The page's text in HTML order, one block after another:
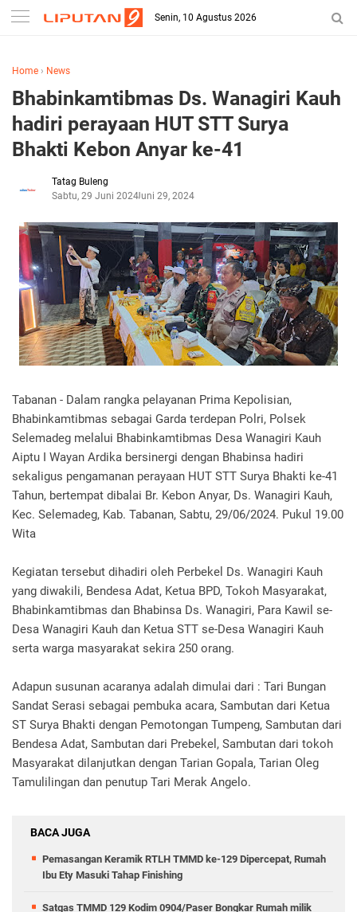
Senin, 10 Agustus 2026
Home › News
Bhabinkamtibmas Ds. Wanagiri Kauh
hadiri perayaan HUT STT Surya
Bhakti Kebon Anyar ke-41
Tatag Buleng
Sabtu, 29 Juni 2024Juni 29, 2024
Tabanan - Dalam rangka pelayanan Prima Kepolisian,
Bhabinkamtibmas sebagai Garda terdepan Polri, Polsek
Selemadeg melalui Bhabinkamtibmas Desa Wanagiri Kauh
Aiptu I Wayan Ardika bersinergi dengan Bhabinsa hadiri
sekaligus pengamanan perayaan HUT STT Surya Bhakti ke-41
Tahun, bertempat dibalai Br. Kebon Anyar, Ds. Wanagiri Kauh,
Kec. Selemadeg, Kab. Tabanan, Sabtu, 29/06/2024. Pukul 19.00
Wita
Kegiatan tersebut dihadiri oleh Perbekel Ds. Wanagiri Kauh
yang diwakili, Bendesa Adat, Ketua BPD, Tokoh Masyarakat,
Bhabinkamtibmas dan Bhabinsa Ds. Wanagiri, Para Kawil se-
Desa Wanagiri Kauh dan Ketua STT se-Desa Wanagiri Kauh
serta warga masyarakat sekira 250 orang.
Adapun susunan acaranya adalah dimulai dari : Tari Bungan
Sandat Serasi sebagai pembuka acara, Sambutan dari Ketua
ST Surya Bhakti dengan Pemotongan Tumpeng, Sambutan dari
Bendesa Adat, Sambutan dari Prebekel, Sambutan dari tokoh
Masyarakat dilanjutkan dengan Tarian Gopala, Tarian Oleg
Tamulilingan dan penutup Tari Merak Angelo.
BACA JUGA
Pemasangan Keramik RTLH TMMD ke-129 Dipercepat, Rumah
Ibu Ety Masuki Tahap Finishing
Satgas TMMD 129 Kodim 0904/Paser Bongkar Rumah milik